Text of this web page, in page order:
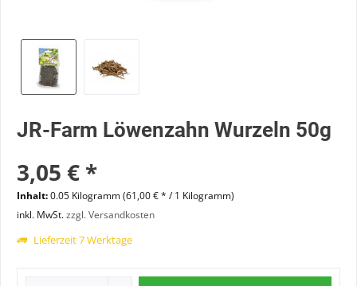
JR-Farm Löwenzahn Wurzeln 50g
3,05 € *
Inhalt:0.05 Kilogramm (61,00 € * / 1 Kilogramm)
inkl. MwSt.zzgl. Versandkosten
Lieferzeit 7 Werktage